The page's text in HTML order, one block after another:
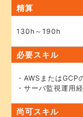
精算
130h～190h
必要スキル
・AWSまたはGCP
・サーバ監視運用
尚可スキル